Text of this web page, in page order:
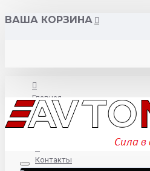
ВАША КОРЗИНА
Главная
О нас
Контакты